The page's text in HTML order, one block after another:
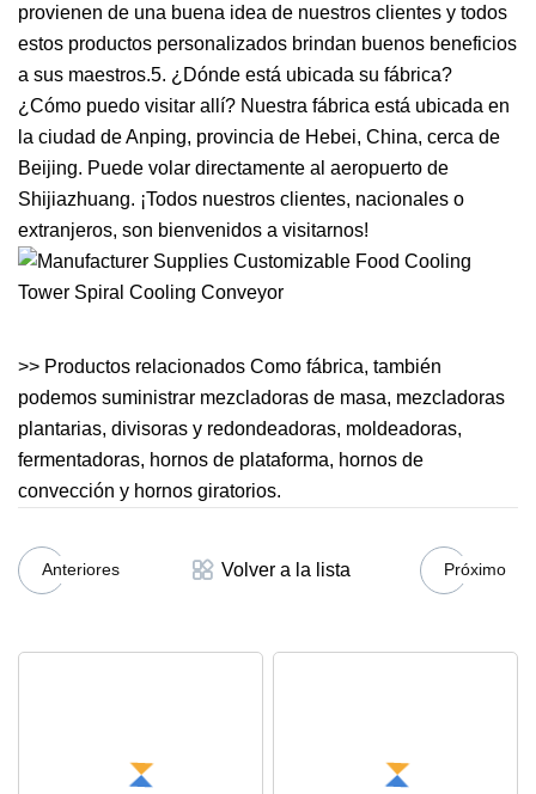
provienen de una buena idea de nuestros clientes y todos
estos productos personalizados brindan buenos beneficios
a sus maestros.5. ¿Dónde está ubicada su fábrica?
¿Cómo puedo visitar allí? Nuestra fábrica está ubicada en
la ciudad de Anping, provincia de Hebei, China, cerca de
Beijing. Puede volar directamente al aeropuerto de
Shijiazhuang. ¡Todos nuestros clientes, nacionales o
extranjeros, son bienvenidos a visitarnos!
>> Productos relacionados Como fábrica, también
podemos suministrar mezcladoras de masa, mezcladoras
plantarias, divisoras y redondeadoras, moldeadoras,
fermentadoras, hornos de plataforma, hornos de
convección y hornos giratorios.
Anteriores Volver a la lista Próximo